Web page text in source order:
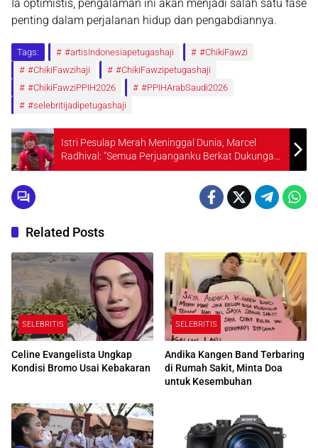
Ia optimistis, pengalaman ini akan menjadi salah satu fase
penting dalam perjalanan hidup dan pengabdiannya.
Tags: #artisIndonesiapetugashaji
#ChikiFawzi
#ChikiFawzihaji
#ChikiFawzipetugashaji
#ChikiFawziPPIH2026
#PPIHArabSaudi2026
#selebritijadipetugashaji
Istri Pesulap Merah Meninggal Dunia, Marcel
Radhival: “Semua Perjuanganku Berkat Dukungan
Beliau”
Related Posts
SELEBRITIS
Celine Evangelista Ungkap
Kondisi Bromo Usai Kebakaran
SELEBRITIS
Andika Kangen Band Terbaring
di Rumah Sakit, Minta Doa
untuk Kesembuhan